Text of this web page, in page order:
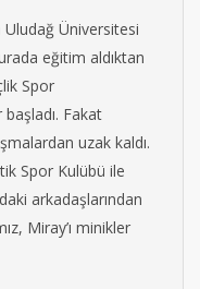
Üniversitesi
eğitim aldıktan
Spor
başladı. Fakat
uzak kaldı.
Spor Kulübü ile
arkadaşlarından
Miray’ı minikler